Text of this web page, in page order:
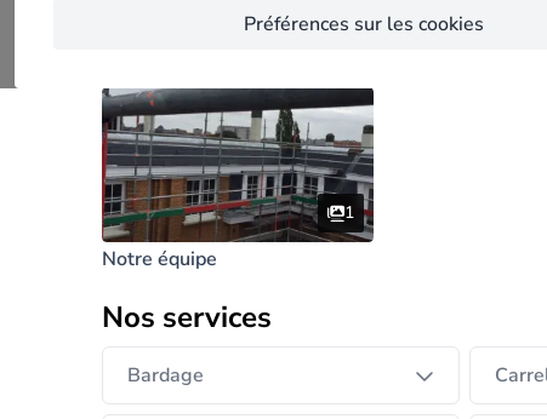
Préférences sur les cookies
Réalisations (1)
1
Notre équipe
Nos services
Bardage